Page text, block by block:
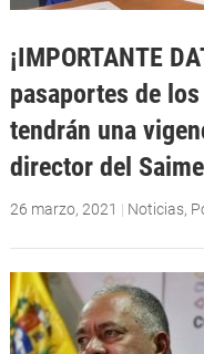
¡IMPORTANTE
pasaportes de
tendrán una
director del Saime
26 marzo, 2021 | Noticias,